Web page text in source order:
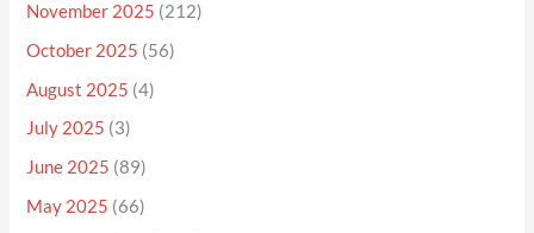
November 2025 (212)
October 2025 (56)
August 2025 (4)
July 2025 (3)
June 2025 (89)
May 2025 (66)